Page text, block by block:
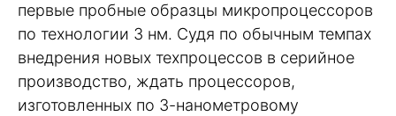
первые пробные образцы микропроцессоров
по технологии 3 нм. Судя по обычным темпах
внедрения новых техпроцессов в серийное
производство, ждать процессоров,
изготовленных по 3-нанометровому